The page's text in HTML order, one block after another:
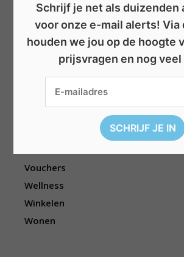
Beauty
Boeken
Elektronica
Eten/drinken
Kleding
Vouchers
Wellness
Winkelen
Wonen
Schrijf je net als duizenden
voor onze e-mail alerts! Via
houden we jou op de hoogte
prijsvragen en nog veel